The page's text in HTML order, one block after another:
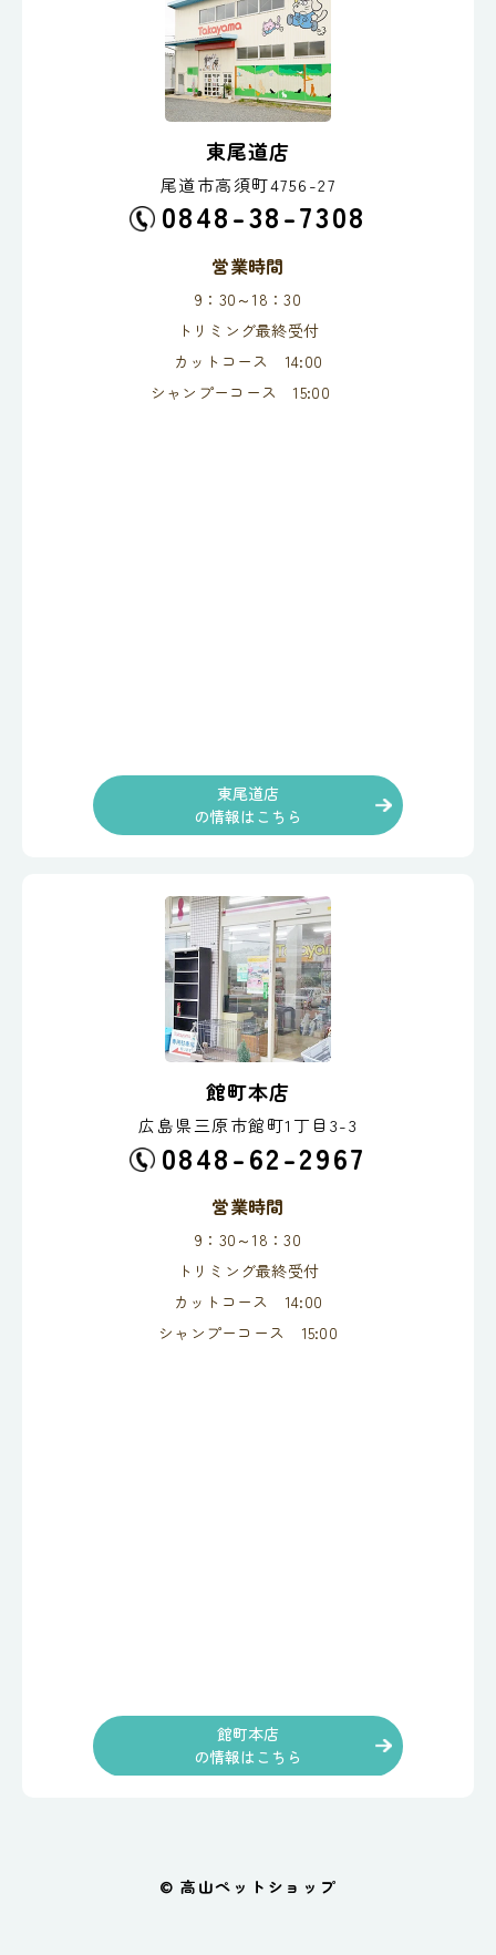
東尾道店
尾道市高須町4756-27
0848-38-7308
営業時間
9：30～18：30
トリミング最終受付
カットコース 14:00
シャンプーコース 15:00
東尾道店
の情報はこちら
館町本店
広島県三原市館町1丁目3-3
0848-62-2967
営業時間
9：30～18：30
トリミング最終受付
カットコース 14:00
シャンプーコース 15:00
館町本店
の情報はこちら
© 高山ペットショップ